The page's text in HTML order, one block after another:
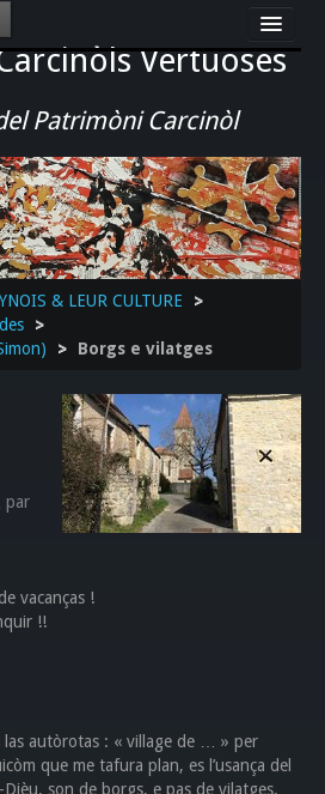
Vertuoses
Patrimòni Carcinòl
& LEUR CULTURE
EVENEMENTS LOCAUX
>>
& LEUR CULTURE
>
>
> Borgs e vilatges
par
vacanças !
!!
las autòrotas : « village de … » per
que me tafura plan, es l’usança del
son de borgs, e pas de vilatges.